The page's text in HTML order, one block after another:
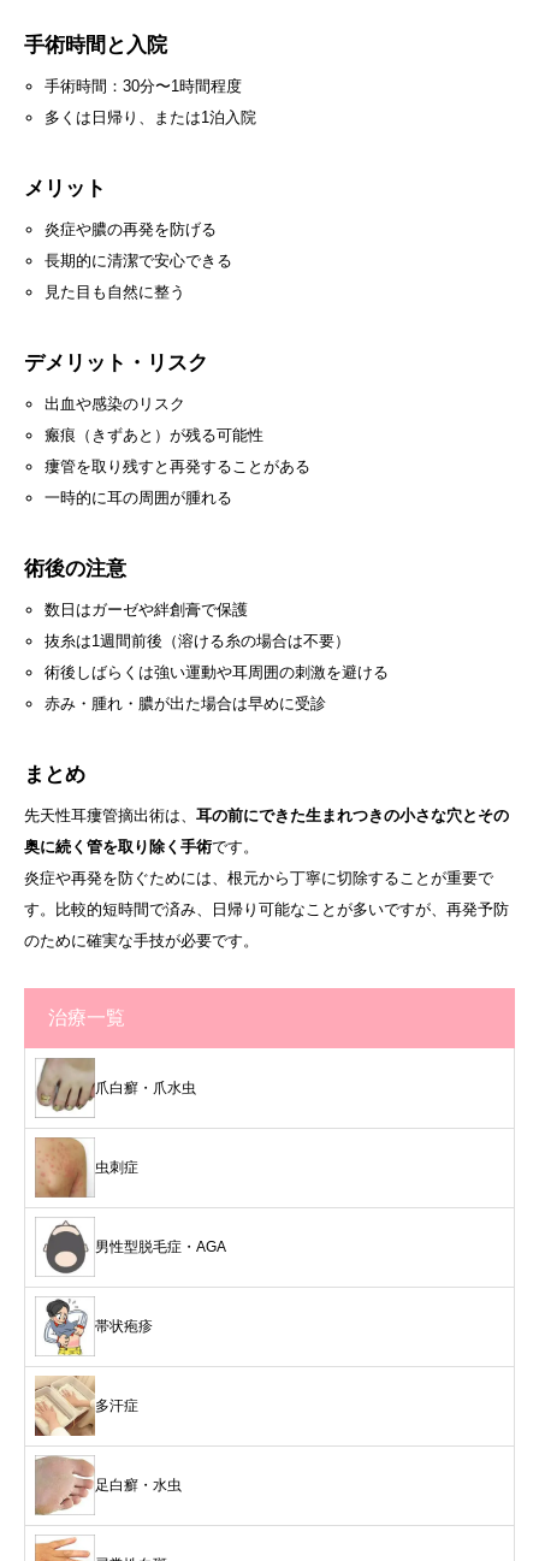
手術時間と入院
手術時間：30分〜1時間程度
多くは日帰り、または1泊入院
メリット
炎症や膿の再発を防げる
長期的に清潔で安心できる
見た目も自然に整う
デメリット・リスク
出血や感染のリスク
瘢痕（きずあと）が残る可能性
瘻管を取り残すと再発することがある
一時的に耳の周囲が腫れる
術後の注意
数日はガーゼや絆創膏で保護
抜糸は1週間前後（溶ける糸の場合は不要）
術後しばらくは強い運動や耳周囲の刺激を避ける
赤み・腫れ・膿が出た場合は早めに受診
まとめ
先天性耳瘻管摘出術は、 耳の前にできた生まれつきの小さな穴とその
奥に続く管を取り除く手術です。
炎症や再発を防ぐためには、根元から丁寧に切除することが重要で
す。比較的短時間で済み、日帰り可能なことが多いですが、再発予防
のために確実な手技が必要です。
治療一覧
爪白癬・爪水虫
虫刺症
男性型脱毛症・AGA
帯状疱疹
多汗症
足白癬・水虫